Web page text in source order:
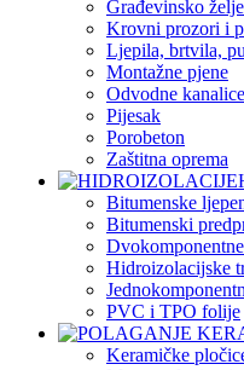
Građevinsko
Krovni prozori i
Ljepila, brtvila,
Montažne pjene
Odvodne
Pijesak
Porobeton
Zaštitna oprema
Bitumenske
Bitumenski
Hidroizolacijske
PVC i TPO folije
Keramičke